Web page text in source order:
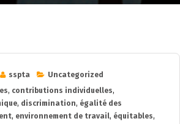
sspta
Uncategorized
, contributions individuelles,
, discrimination, égalité des
, environnement de travail, équitables,